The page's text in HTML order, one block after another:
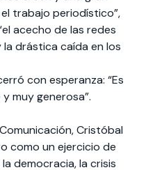
trabajo periodístico”,
acecho de las redes
drástica caída en los
con esperanza: “Es
muy generosa”.
Cristóbal
como un ejercicio de
democracia, la crisis